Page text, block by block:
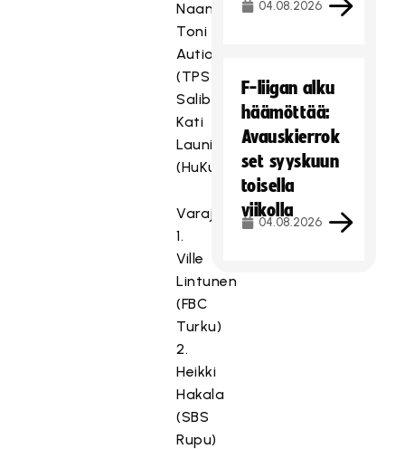
Naantali)
Toni
Autio
(TPS
Salibandy)
Kati
Launiainen
(HuKu)
Varajäsenet
1.
Ville
Lintunen
(FBC
Turku)
2.
Heikki
Hakala
(SBS
Rupu)
04.08.2026
F-liigan alku
häämöttää:
Avauskierrok
set syyskuun
toisella
viikolla
04.08.2026